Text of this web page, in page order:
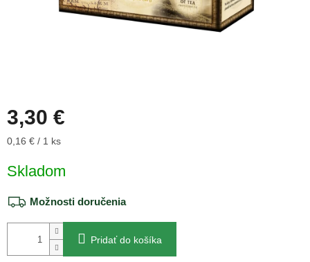
3,30 €
Jednotková
0,16 € / 1 ks
Skladom
Možnosti doručenia
Pridať do košíka